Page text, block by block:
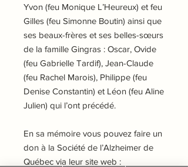
Yvon (feu Monique L’Heureux) et feu
Gilles (feu Simonne Boutin) ainsi que
ses beaux-frères et ses belles-sœurs
de la famille Gingras : Oscar, Ovide
(feu Gabrielle Tardif), Jean-Claude
(feu Rachel Marois), Philippe (feu
Denise Constantin) et Léon (feu Aline
Julien) qui l’ont précédé.
En sa mémoire vous pouvez faire un
don à la Société de l’Alzheimer de
Québec via leur site web :